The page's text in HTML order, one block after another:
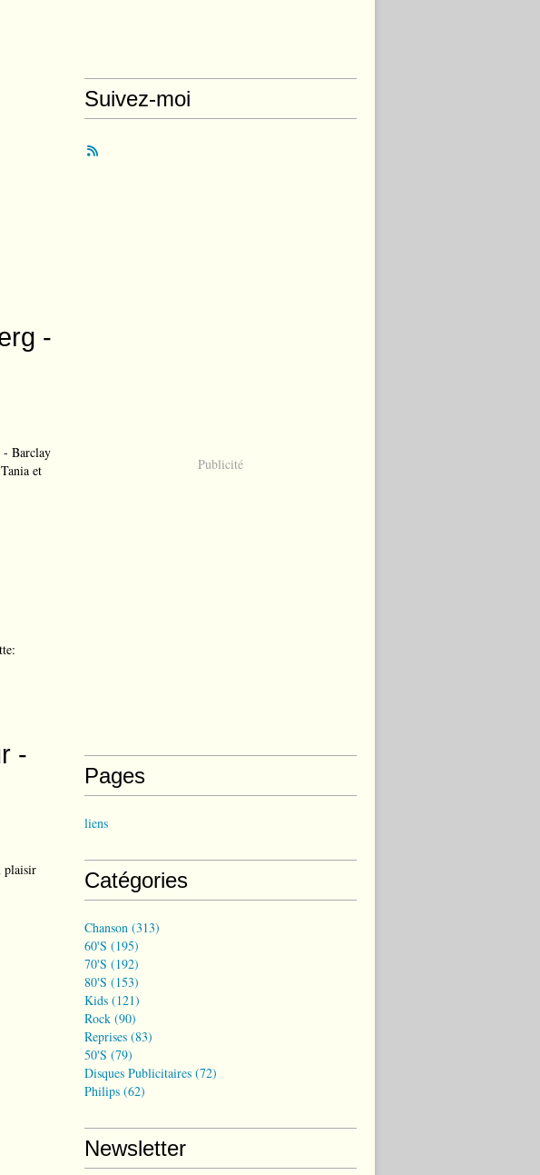
-
Barclay
et
-
plaisir
Suivez-moi
Publicité
Pages
liens
Catégories
Chanson (313)
60's (195)
70's (192)
80's (153)
Kids (121)
Rock (90)
Reprises (83)
50's (79)
Disques Publicitaires (72)
Philips (62)
Newsletter